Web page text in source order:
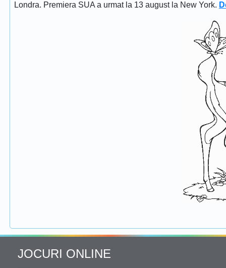
Londra. Premiera SUA a urmat la 13 august la New York.
JOCURI ONLINE